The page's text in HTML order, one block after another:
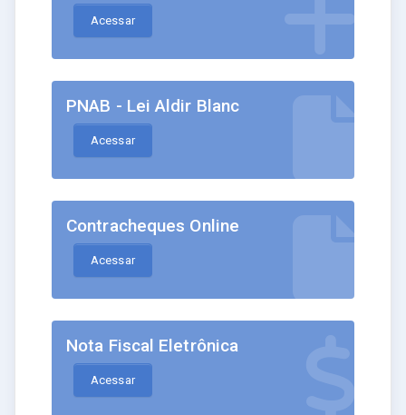
Acessar
PNAB - Lei Aldir Blanc
Acessar
Contracheques Online
Acessar
Nota Fiscal Eletrônica
Acessar